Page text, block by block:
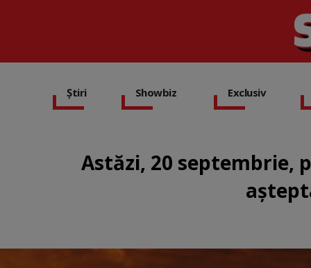
Știri Showbiz Exclusiv
Astăzi, 20 septembrie,